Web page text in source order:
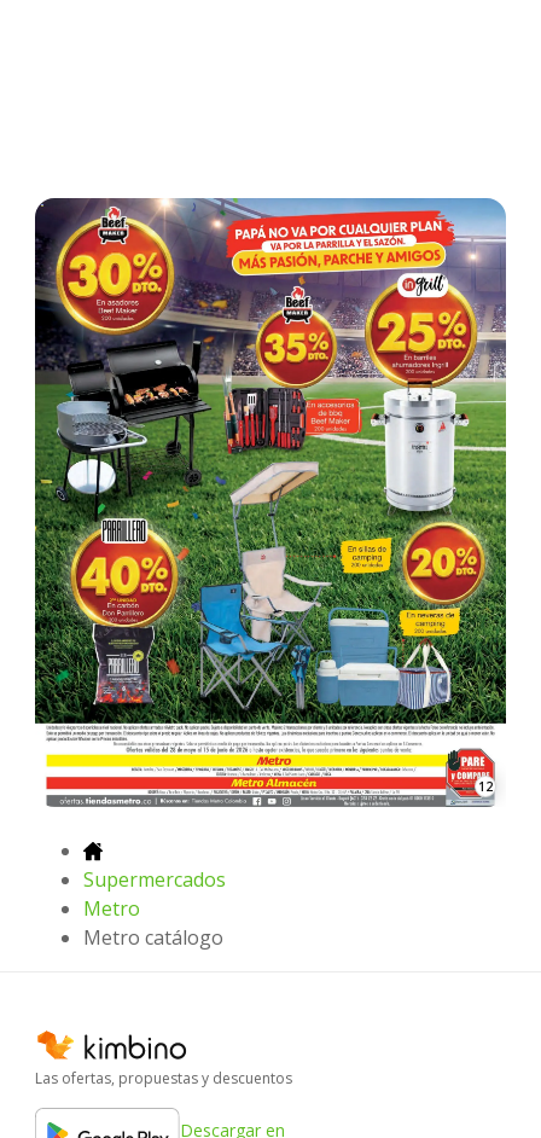
12
Supermercados
Metro
Metro catálogo
Las ofertas, propuestas y descuentos
Descargar en